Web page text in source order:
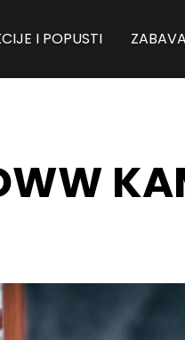
I POPUSTI ZABAVA